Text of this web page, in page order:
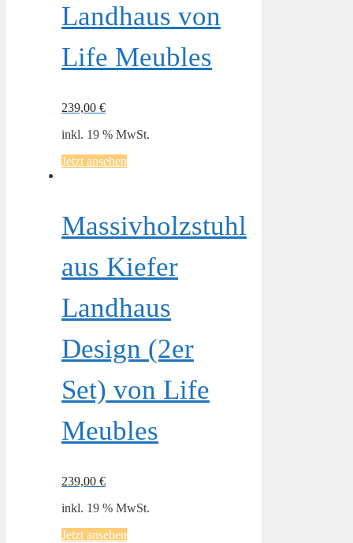
Landhaus von
Life Meubles
239,00 €
inkl. 19 % MwSt.
Jetzt ansehen
Massivholzstuhl
aus Kiefer
Landhaus
Design (2er
Set) von Life
Meubles
239,00 €
inkl. 19 % MwSt.
Jetzt ansehen